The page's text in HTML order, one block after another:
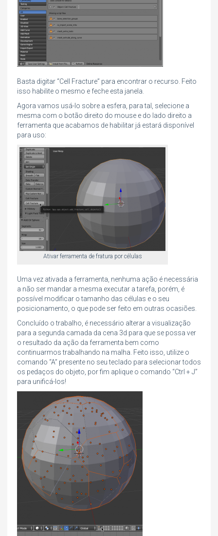
Basta digitar “Cell Fracture” para encontrar o recurso. Feito
isso habilite o mesmo e feche esta janela.
Agora vamos usá-lo sobre a esfera, para tal, selecione a
mesma com o botão direito do mouse e do lado direito a
ferramenta que acabamos de habilitar já estará disponível
para uso:
Ativar ferramenta de fratura por células
Uma vez ativada a ferramenta, nenhuma ação é necessária
a não ser mandar a mesma executar a tarefa, porém, é
possível modificar o tamanho das células e o seu
posicionamento, o que pode ser feito em outras ocasiões.
Concluído o trabalho, é necessário alterar a visualização
para a segunda camada da cena 3d para que se possa ver
o resultado da ação da ferramenta bem como
continuarmos trabalhando na malha. Feito isso, utilize o
comando “A” presente no seu teclado para selecionar todos
os pedaços do objeto, por fim aplique o comando “Ctrl + J”
para unificá-los!